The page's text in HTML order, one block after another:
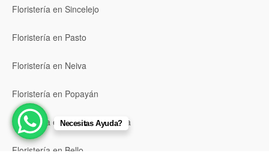
Floristería en Sincelejo
Floristería en Pasto
Floristería en Neiva
Floristería en Popayán
Floristería en Barrancabermeja
Floristería en Bello
Necesitas Ayuda?